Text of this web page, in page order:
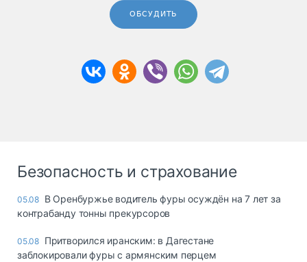
ОБСУДИТЬ
Безопасность и страхование
05.08 В Оренбуржье водитель фуры осуждён на 7 лет за
контрабанду тонны прекурсоров
05.08 Притворился иранским: в Дагестане
заблокировали фуры с армянским перцем